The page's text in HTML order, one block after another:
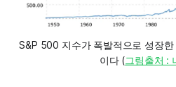
S&P 500 지수가 폭발적으로 성장
이다 (그림출처 :